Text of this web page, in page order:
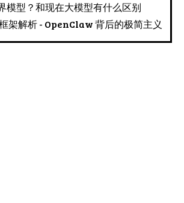
模型？和现在大模型有什么区别
架解析 - OpenClaw 背后的极简主义